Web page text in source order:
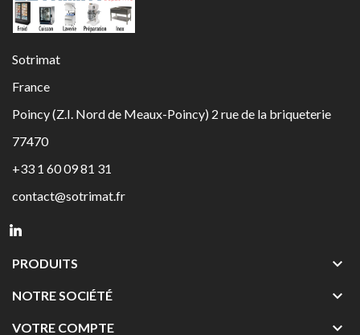
Sotrimat
France
Poincy (Z.I. Nord de Meaux-Poincy) 2 rue de la briqueterie
77470
+33 1 60 09 81 31
contact@sotrimat.fr
PRODUITS 
NOTRE SOCIÉTÉ 
VOTRE COMPTE 